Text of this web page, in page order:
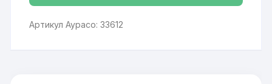
Артикул Аурасо: 33612